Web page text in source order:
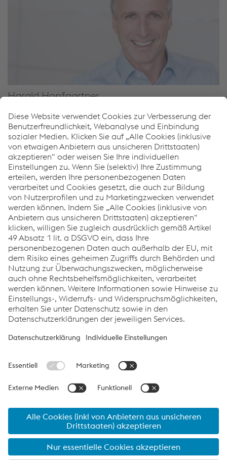
Harald Hopfgartner
Monitoring Technologies for Rolling Stock; voestalpine
Signaling Siershahn GmbH)
M.+49 2623 6086 0
E-Mail senden
Downloads
zentrak HOT BOX DETECTION, zentrak HOT WHEEL
DETECTION PDF | 1,07 MB
zentrak SLIDING WHEEL DETECTION
Links
Systemlösungen
Karriere
Compliance
AGBs
Cookie-Einstellungen
Seite drucken